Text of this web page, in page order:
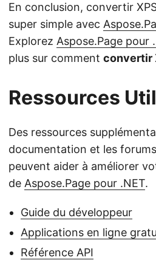
En conclusion, convertir
super simple avec
Explorez Aspose.Page pour
plus sur comment convertir
Ressources
Des ressources
documentation et les
peuvent aider à améliorer
de Aspose.Page pour .NET.
Guide du développeur
Applications en ligne
Référence API